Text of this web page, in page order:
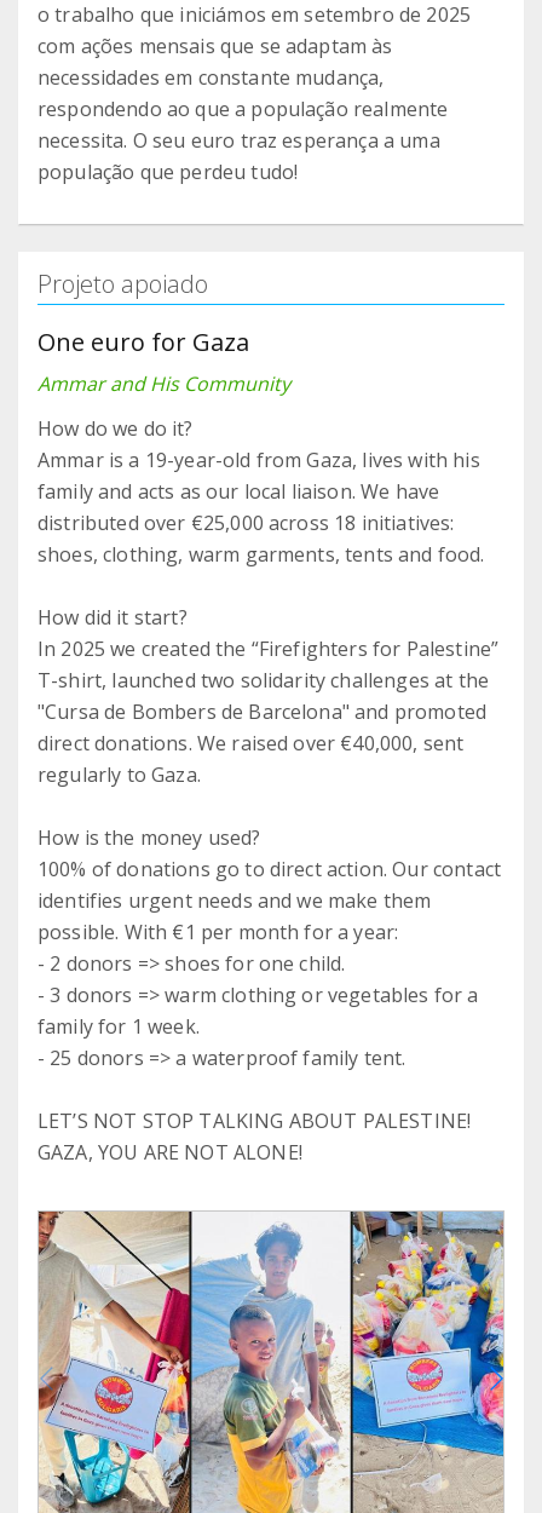
o trabalho que iniciámos em setembro de 2025
com ações mensais que se adaptam às
necessidades em constante mudança,
respondendo ao que a população realmente
necessita. O seu euro traz esperança a uma
população que perdeu tudo!
Projeto apoiado
One euro for Gaza
Ammar and His Community
How do we do it?
Ammar is a 19-year-old from Gaza, lives with his
family and acts as our local liaison. We have
distributed over €25,000 across 18 initiatives:
shoes, clothing, warm garments, tents and food.
How did it start?
In 2025 we created the “Firefighters for Palestine”
T-shirt, launched two solidarity challenges at the
"Cursa de Bombers de Barcelona" and promoted
direct donations. We raised over €40,000, sent
regularly to Gaza.
How is the money used?
100% of donations go to direct action. Our contact
identifies urgent needs and we make them
possible. With €1 per month for a year:
- 2 donors => shoes for one child.
- 3 donors => warm clothing or vegetables for a
family for 1 week.
- 25 donors => a waterproof family tent.
LET’S NOT STOP TALKING ABOUT PALESTINE!
GAZA, YOU ARE NOT ALONE!